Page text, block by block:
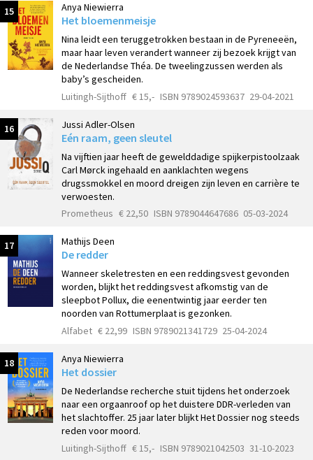
15 Anya Niewierra
Het bloemenmeisje
Nina leidt een teruggetrokken bestaan in de Pyreneeën,
maar haar leven verandert wanneer zij bezoek krijgt van
de Nederlandse Théa. De tweelingzussen werden als
baby’s gescheiden.
Luitingh-Sijthoff € 15,- ISBN 9789024593637 29-04-2021
16 Jussi Adler-Olsen
Eén raam, geen sleutel
Na vijftien jaar heeft de gewelddadige spijkerpistoolzaak
Carl Mørck ingehaald en aanklachten wegens
drugssmokkel en moord dreigen zijn leven en carrière te
verwoesten.
Prometheus € 22,50 ISBN 9789044647686 05-03-2024
17 Mathijs Deen
De redder
Wanneer skeletresten en een reddingsvest gevonden
worden, blijkt het reddingsvest afkomstig van de
sleepbot Pollux, die eenentwintig jaar eerder ten
noorden van Rottumerplaat is gezonken.
Alfabet € 22,99 ISBN 9789021341729 25-04-2024
18 Anya Niewierra
Het dossier
De Nederlandse recherche stuit tijdens het onderzoek
naar een orgaanroof op het duistere DDR-verleden van
het slachtoffer. 25 jaar later blijkt Het Dossier nog steeds
reden voor moord.
Luitingh-Sijthoff € 15,- ISBN 9789021042503 31-10-2023